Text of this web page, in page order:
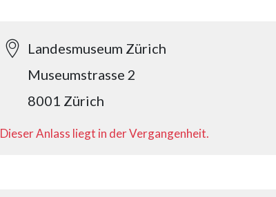
Landesmuseum Zürich
Museumstrasse 2
8001 Zürich
Dieser Anlass liegt in der Vergangenheit.